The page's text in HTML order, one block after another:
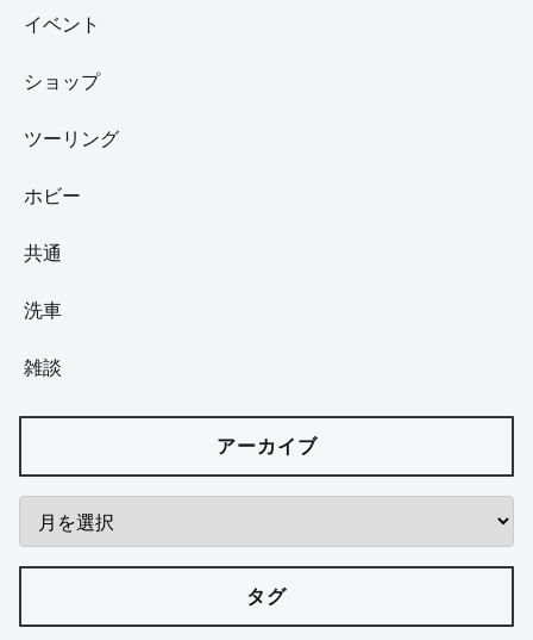
イベント
ショップ
ツーリング
ホビー
共通
洗車
雑談
アーカイブ
タグ